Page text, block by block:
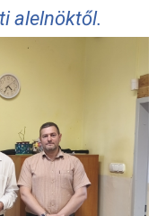
alelnöktől.